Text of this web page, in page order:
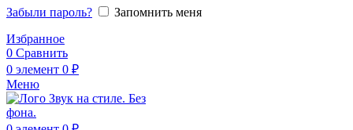
Забыли пароль?
Запомнить меня
Избранное
0 Сравнить
0 элемент 0 ₽
Меню